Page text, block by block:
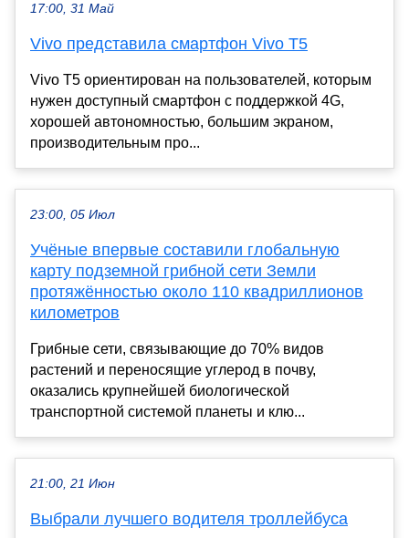
17:00, 31 Май
Vivo представила смартфон Vivo T5
Vivo T5 ориентирован на пользователей, которым
нужен доступный смартфон с поддержкой 4G,
хорошей автономностью, большим экраном,
производительным про...
23:00, 05 Июл
Учёные впервые составили глобальную
карту подземной грибной сети Земли
протяжённостью около 110 квадриллионов
километров
Грибные сети, связывающие до 70% видов
растений и переносящие углерод в почву,
оказались крупнейшей биологической
транспортной системой планеты и клю...
21:00, 21 Июн
Выбрали лучшего водителя троллейбуса